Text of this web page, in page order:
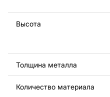
готовых изделий,
Подчеркиваем, что
этих оригинальных или
текст, изображение,
нужно, чтобы мы
Высота
Толщина металла
Количество материала